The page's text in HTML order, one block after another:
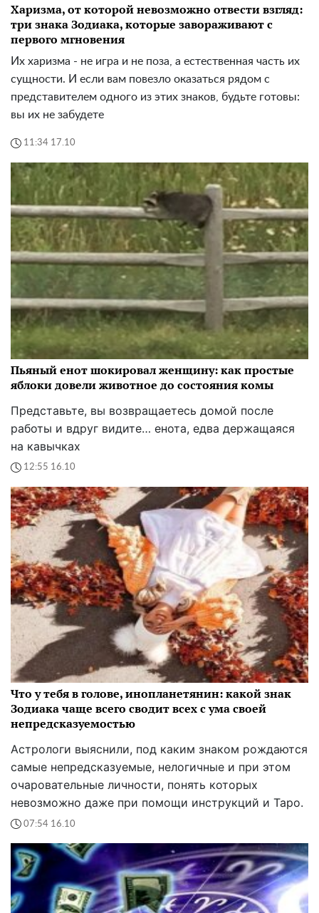
Харизма, от которой невозможно отвести взгляд:
три знака Зодиака, которые завораживают с
первого мгновения
Их харизма - не игра и не поза, а естественная часть их
сущности. И если вам повезло оказаться рядом с
представителем одного из этих знаков, будьте готовы:
вы их не забудете
11:34 17.10
Пьяный енот шокировал женщину: как простые
яблоки довели животное до состояния комы
Представьте, вы возвращаетесь домой после
работы и вдруг видите… енота, едва держащаяся
на кавычках
12:55 16.10
Что у тебя в голове, инопланетянин: какой знак
Зодиака чаще всего сводит всех с ума своей
непредсказуемостью
Астрологи выяснили, под каким знаком рождаются
самые непредсказуемые, нелогичные и при этом
очаровательные личности, понять которых
невозможно даже при помощи инструкций и Таро.
07:54 16.10